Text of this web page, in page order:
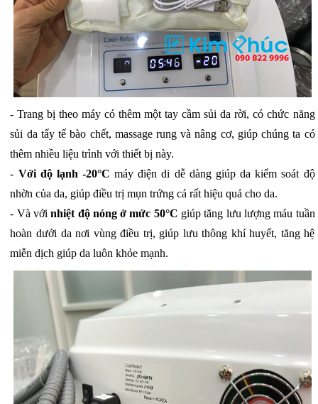
- Trang bị theo máy có thêm một tay cầm sủi da rời, có chức năng
sủi da tẩy tế bào chết, massage rung và nâng cơ, giúp chúng ta có
thêm nhiều liệu trình với thiết bị này.
- Với độ lạnh -20°C máy điện di dễ dàng giúp da kiểm soát độ
nhờn của da, giúp điều trị mụn trứng cá rất hiệu quả cho da.
- Và vớinhiệt độ nóng ở mức 50°C giúp tăng lưu lượng máu tuần
hoàn dưới da nơi vùng điều trị, giúp lưu thông khí huyết, tăng hệ
miễn dịch giúp da luôn khỏe mạnh.